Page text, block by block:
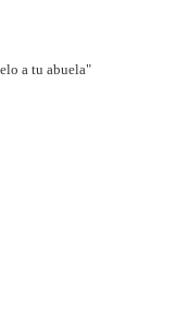
a tu abuela"